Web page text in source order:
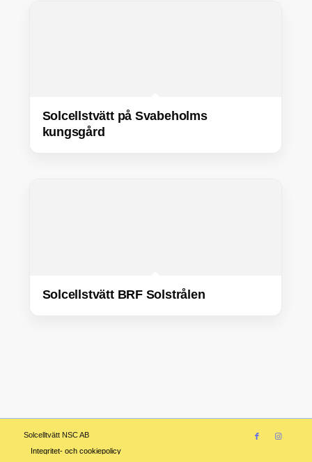
Solcellstvätt på Svabeholms
kungsgård
Solcellstvätt BRF Solstrålen
Solcelltvätt NSC AB
Integritet- och cookiepolicy